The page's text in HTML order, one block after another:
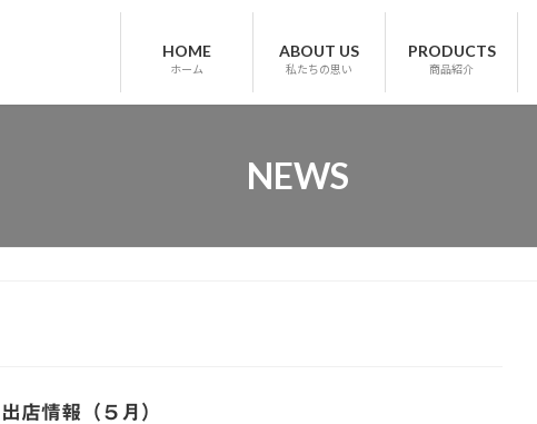
HOME
ホーム
ABOUT US
私たちの思い
PRODUCTS
商品紹介
NEWS
出店情報（５月）